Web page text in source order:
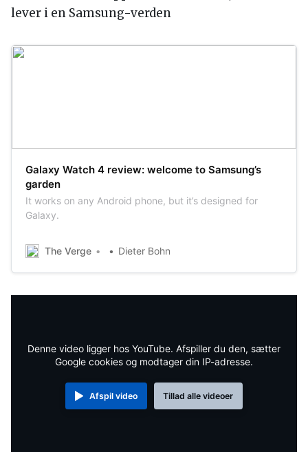
lever i en Samsung-verden
Galaxy Watch 4 review: welcome to Samsung’s
garden
It works on any Android phone, but it’s designed for
Galaxy.
The Verge Dieter Bohn
Denne video ligger hos YouTube. Afspiller du den, sætter
Google cookies og modtager din IP-adresse.
Afspil video Tillad alle videoer